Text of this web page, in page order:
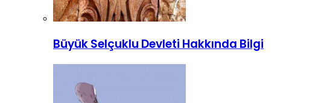
Büyük Selçuklu Devleti Hakkında Bilgi